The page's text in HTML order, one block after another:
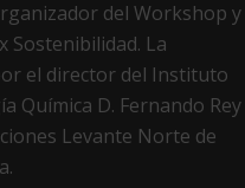
del Workshop y
Sostenibilidad. La
el director del Instituto
Química D. Fernando Rey
Levante Norte de